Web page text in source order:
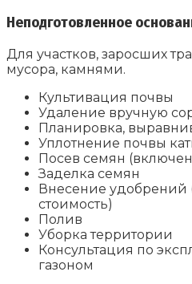
Неподготовленное
Для участков, заросших
мусора, камнями.
Культивация почвы
Удаление вручную
Планировка,
Уплотнение почвы
Посев семян
Заделка семян
Внесение удобрений
стоимость)
Полив
Уборка территории
Консультация по
газоном